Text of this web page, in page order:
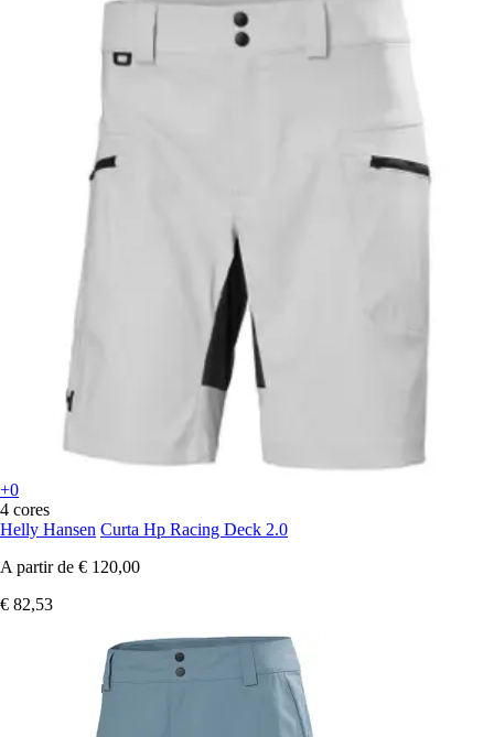
+0
4 cores
Helly Hansen Curta Hp Racing Deck 2.0
A partir de € 120,00
€ 82,53